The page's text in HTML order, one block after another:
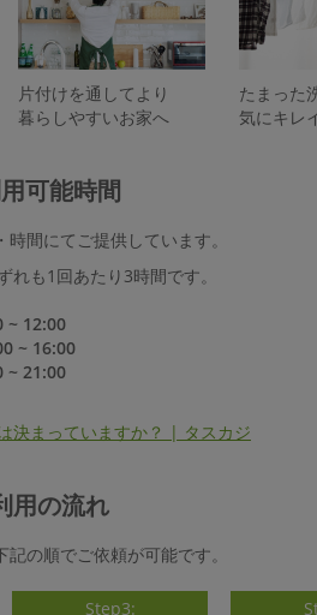
片付けを通してより
暮らしやすいお家へ
たまった
気にキレ
可能時間
間にてご提供しています。
も1回あたり3時間です。
~ 12:00
~ 16:00
~ 21:00
決まっていますか？ | タスカジ
用の流れ
の順でご依頼が可能です。
Step3: